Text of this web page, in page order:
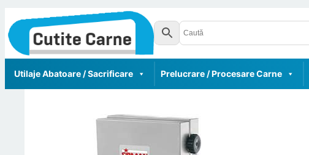
Utilaje Abatoare / Sacrificare Prelucrare / Procesare Carne